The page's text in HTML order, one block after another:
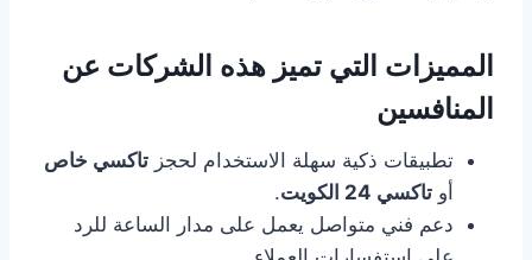
المميزات التي تميز هذه الشركات عن
المنافسين
تطبيقات ذكية سهلة الاستخدام لحجز تاكسي خاص
أو تاكسي 24 الكويت
.
دعم فني متواصل يعمل على مدار الساعة للرد